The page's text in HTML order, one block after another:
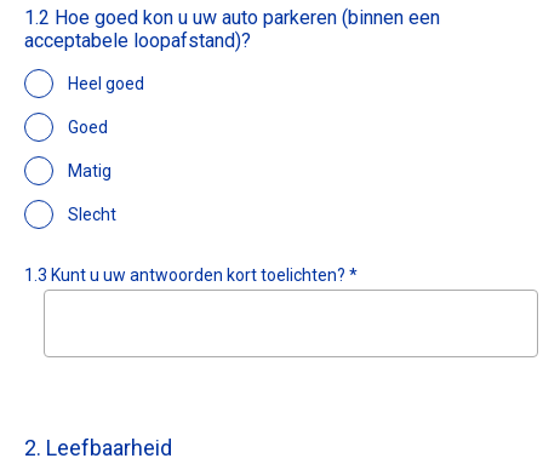
1.2 Hoe goed kon u uw auto parkeren (binnen een
acceptabele loopafstand)?
Heel goed
Goed
Matig
Slecht
1.3 Kunt u uw antwoorden kort toelichten? *
2. Leefbaarheid